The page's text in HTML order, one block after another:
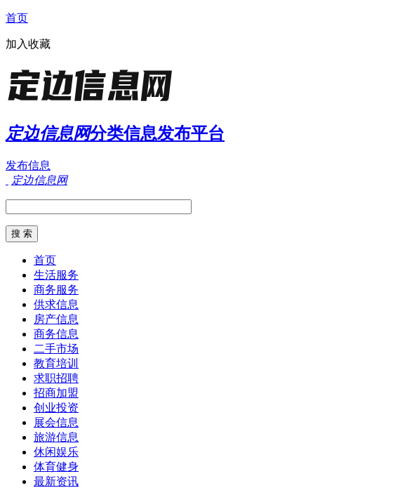
首页
加入收藏
定边信息网分类信息发布平台
发布信息
定边信息网
首页
生活服务
商务服务
供求信息
房产信息
商务信息
二手市场
教育培训
求职招聘
招商加盟
创业投资
展会信息
旅游信息
休闲娱乐
体育健身
最新资讯